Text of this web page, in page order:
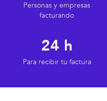
Personas y empresas
facturando
24 h
Para recibir tu factura